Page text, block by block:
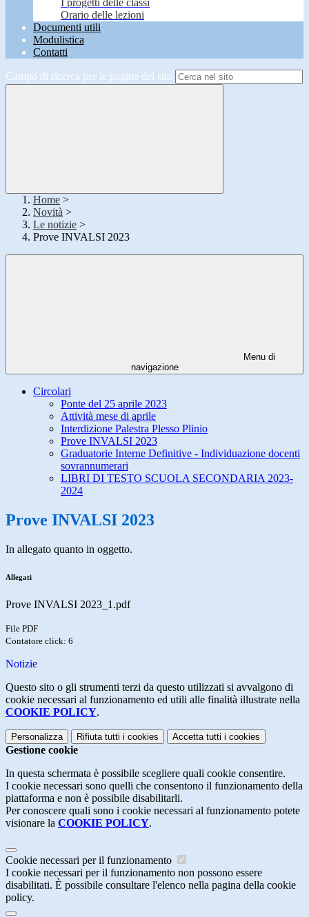
I progetti delle classi
Orario delle lezioni
Documenti utili
Modulistica
Contatti
Campo di ricerca per le pagine del sito
Home >
Novità >
Le notizie >
Prove INVALSI 2023
Menu di
navigazione
Circolari
Ponte del 25 aprile 2023
Attività mese di aprile
Interdizione Palestra Plesso Plinio
Prove INVALSI 2023
Graduatorie Interne Definitive - Individuazione docenti
sovrannumerari
LIBRI DI TESTO SCUOLA SECONDARIA 2023-
2024
Prove INVALSI 2023
In allegato quanto in oggetto.
Allegati
Prove INVALSI 2023_1.pdf
File PDF
Contatore click: 6
Notizie
Questo sito o gli strumenti terzi da questo utilizzati si avvalgono di
cookie necessari al funzionamento ed utili alle finalità illustrate nella
COOKIE POLICY.
Personalizza Rifiuta tutti i cookies Accetta tutti i cookies
Gestione cookie
In questa schermata è possibile scegliere quali cookie consentire.
I cookie necessari sono quelli che consentono il funzionamento della
piattaforma e non è possibile disabilitarli.
Per conoscere quali sono i cookie necessari al funzionamento potete
visionare la COOKIE POLICY.
Cookie necessari per il funzionamento
I cookie necessari per il funzionamento non possono essere
disabilitati. È possibile consultare l'elenco nella pagina della cookie
policy.